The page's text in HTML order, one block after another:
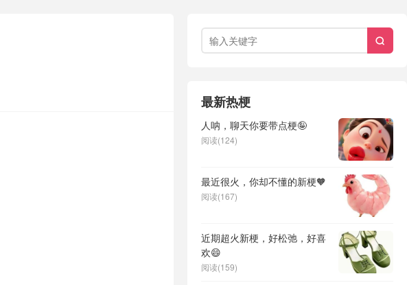

最新热梗
人呐，聊天你要带点梗🤪
阅读(124)
最近很火，你却不懂的新梗🧡
阅读(167)
近期超火新梗，好松弛，好喜
欢😄
阅读(159)